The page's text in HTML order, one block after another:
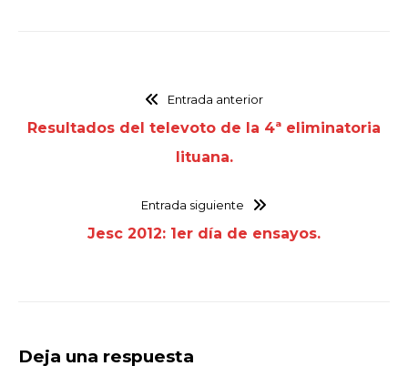
Entrada anterior
Resultados del televoto de la 4ª eliminatoria
lituana.
Entrada siguiente
Jesc 2012: 1er día de ensayos.
Deja una respuesta